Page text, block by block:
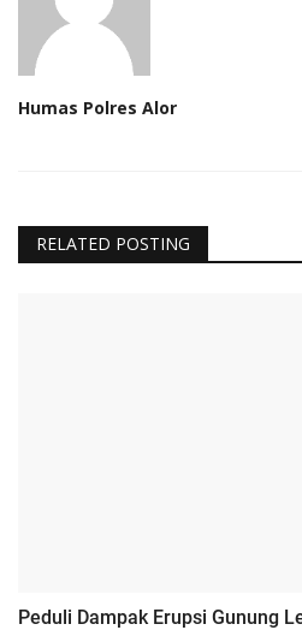
Humas Polres Alor
RELATED POSTING
Peduli Dampak Erupsi Gunung